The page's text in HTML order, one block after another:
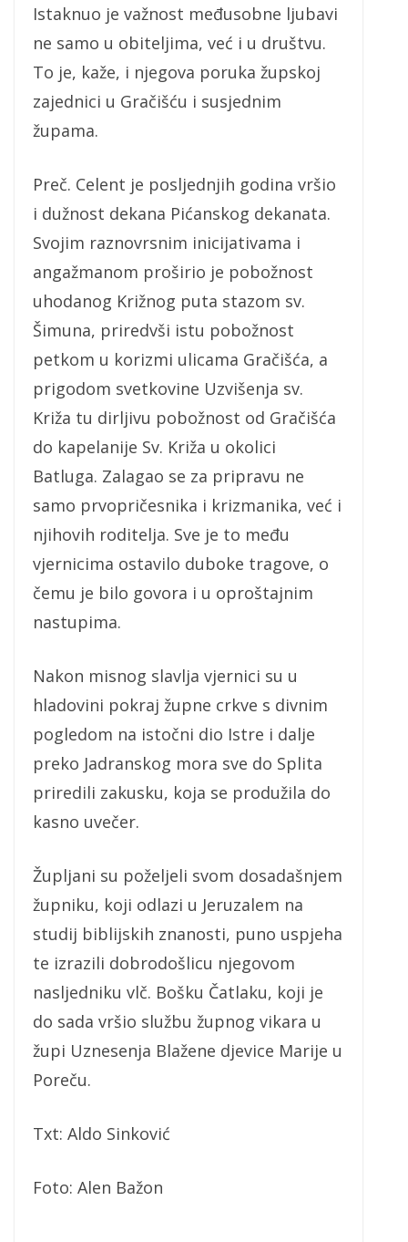
Istaknuo je važnost međusobne ljubavi
ne samo u obiteljima, već i u društvu.
To je, kaže, i njegova poruka župskoj
zajednici u Gračišću i susjednim
župama.
Preč. Celent je posljednjih godina vršio
i dužnost dekana Pićanskog dekanata.
Svojim raznovrsnim inicijativama i
angažmanom proširio je pobožnost
uhodanog Križnog puta stazom sv.
Šimuna, priredvši istu pobožnost
petkom u korizmi ulicama Gračišća, a
prigodom svetkovine Uzvišenja sv.
Križa tu dirljivu pobožnost od Gračišća
do kapelanije Sv. Križa u okolici
Batluga. Zalagao se za pripravu ne
samo prvopričesnika i krizmanika, već i
njihovih roditelja. Sve je to među
vjernicima ostavilo duboke tragove, o
čemu je bilo govora i u oproštajnim
nastupima.
Nakon misnog slavlja vjernici su u
hladovini pokraj župne crkve s divnim
pogledom na istočni dio Istre i dalje
preko Jadranskog mora sve do Splita
priredili zakusku, koja se produžila do
kasno uvečer.
Župljani su poželjeli svom dosadašnjem
župniku, koji odlazi u Jeruzalem na
studij biblijskih znanosti, puno uspjeha
te izrazili dobrodošlicu njegovom
nasljedniku vlč. Bošku Čatlaku, koji je
do sada vršio službu župnog vikara u
župi Uznesenja Blažene djevice Marije u
Poreču.
Txt: Aldo Sinković
Foto: Alen Bažon